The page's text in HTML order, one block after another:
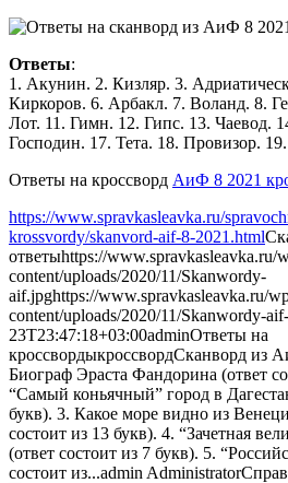
Ответы:
1. Акунин. 2. Кизляр. 3.
Киркоров. 6. Арбакл. 7. Воланд. 8.
Лот. 11. Гимн. 12. Гипс. 13. Чаевод.
Господин. 17. Тета. 18. Провизор.
Ответы на кроссворд АиФ 8 2021
https://www.spravkasleavka.ru/
krossvordy/skanvord-aif-8-2021.html
ответыhttps://www.spravkasleavka.ru/
content/uploads/2020/11/Skanwordy-
aif.jpghttps://www.spravkasleavka.ru/
content/uploads/2020/11/Skanwordy-
23T23:47:18+03:00adminОтветы на
кроссвордыкроссвордСканворд из
Биограф Эраста Фандорина (ответ
“Самый коньячный” город в
букв). 3. Какое море видно из
состоит из 13 букв). 4. “Зачетная
(ответ состоит из 7 букв). 5.
состоит из...admin Administrator